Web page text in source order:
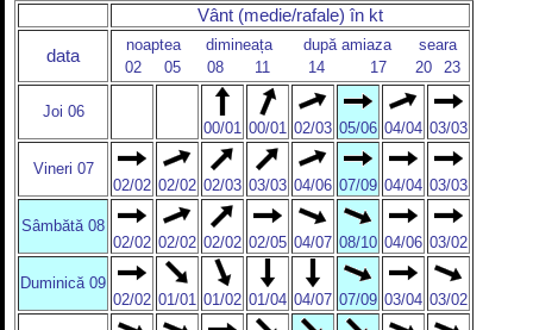
Vânt (medie/rafale) în kt
data
noaptea dimineața după amiaza
seara
02
05 08 11 14 17 20 23
Joi 06
00/01 00/01 02/03 05/06 04/04 03/03
Vineri 07
02/02 02/02 02/03 03/03 04/06 07/09 04/04 03/03
Sâmbătă 08
02/02 02/02 02/02 02/05 04/07 08/10 04/06 03/02
Duminică 09
02/02 01/01 01/02 01/04 04/07 07/09 03/04 03/02